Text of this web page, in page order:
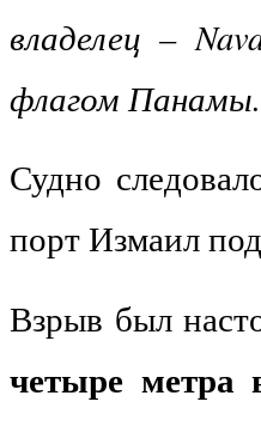
владелец–
флагом Панамы.
Судно
порт Измаил
Взрыв был
четыре метра